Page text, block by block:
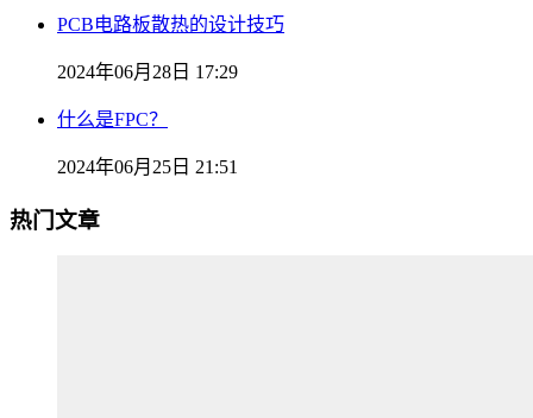
PCB电路板散热的设计技巧
2024年06月28日 17:29
什么是FPC？
2024年06月25日 21:51
热门文章